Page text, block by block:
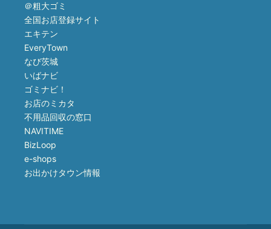
＠粗大ゴミ
全国お店登録サイト
エキテン
EveryTown
なび茨城
いばナビ
ゴミナビ！
お店のミカタ
不用品回収の窓口
NAVITIME
BizLoop
e-shops
お出かけタウン情報